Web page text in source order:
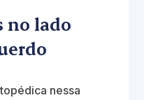
no lado
nessa